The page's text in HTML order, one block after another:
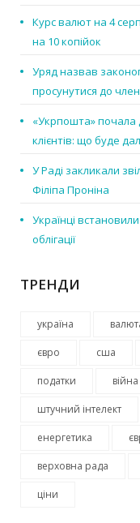
Курс валют на 4
на 10 копійок
Уряд назвав
просунутися до
«Укрпошта» почала
клієнтів: що буде
У Раді закликали
Філіпа Проніна
Українці
облігації
ТРЕНДИ
україна
євро сша
податки війна
штучний інтелект
енергетика
верховна рада
ціни